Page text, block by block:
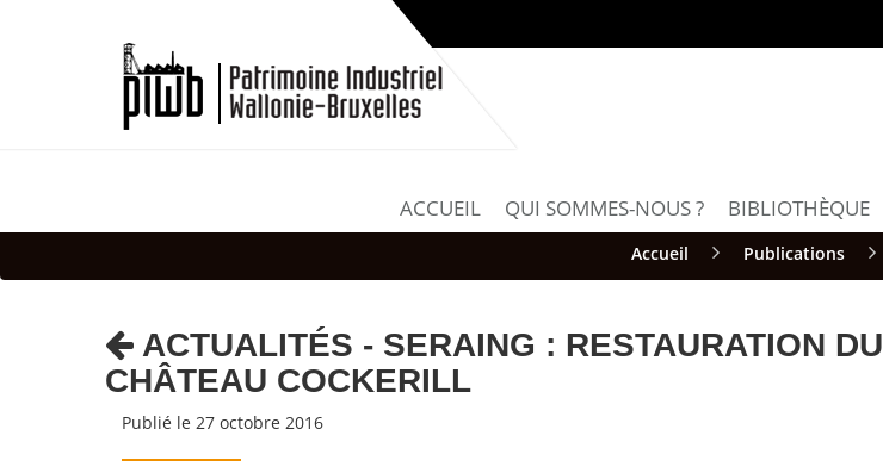
ACCUEIL QUI SOMMES-NOUS ? BIBLIOTHÈQUE
Accueil Publications
ACTUALITÉS - SERAING : RESTAURATION DU
CHÂTEAU COCKERILL
Publié le 27 octobre 2016